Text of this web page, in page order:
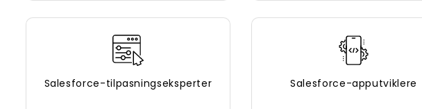
Salesforce-tilpasningseksperter Salesforce-apputviklere